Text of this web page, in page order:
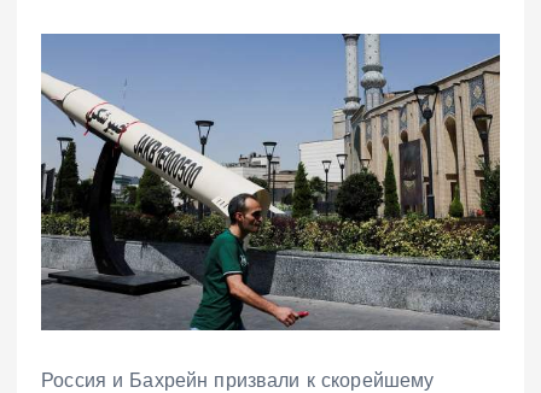
Россия и Бахрейн призвали к скорейшему